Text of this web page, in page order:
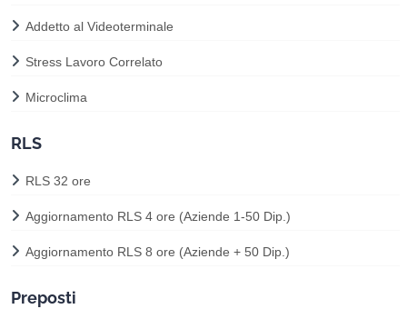
Addetto al Videoterminale
Stress Lavoro Correlato
Microclima
RLS
RLS 32 ore
Aggiornamento RLS 4 ore (Aziende 1-50 Dip.)
Aggiornamento RLS 8 ore (Aziende + 50 Dip.)
Preposti